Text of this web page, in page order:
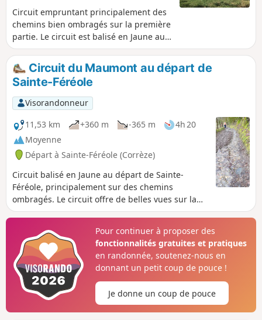
Circuit empruntant principalement des
chemins bien ombragés sur la première
partie. Le circuit est balisé en Jaune au
départ de Sainte-Féréole.
Circuit du Maumont au départ de
Sainte-Féréole
Visorandonneur
11,53 km
+360 m -365 m
4h 20
Moyenne
Départ à Sainte-Féréole (Corrèze)
Circuit balisé en Jaune au départ de Sainte-
Féréole, principalement sur des chemins
ombragés. Le circuit offre de belles vues sur la
campagne. Il est très agréable en été.
Pour continuer à proposer des
fonctionnalités gratuites et pratiques
en randonnée, soutenez-nous en
donnant un petit coup de pouce !
Je donne un coup de pouce